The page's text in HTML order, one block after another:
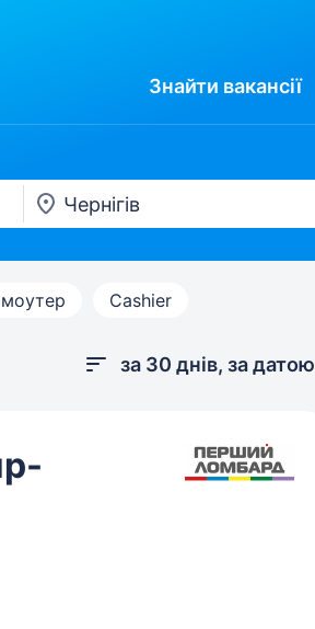
Знайти вакансії
Cashier
за 30 днів, за датою